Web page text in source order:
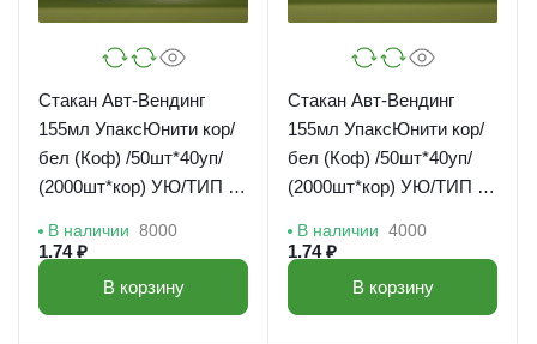
Стакан Авт-Вендинг
155мл УпаксЮнити кор/
бел (Коф) /50шт*40уп/
(2000шт*кор) УЮ/ТИП 2
В наличии 8000
1.74 ₽
В корзину
Стакан Авт-Вендинг
155мл УпаксЮнити кор/
бел (Коф) /50шт*40уп/
(2000шт*кор) УЮ/ТИП 3
В наличии 4000
1.74 ₽
В корзину